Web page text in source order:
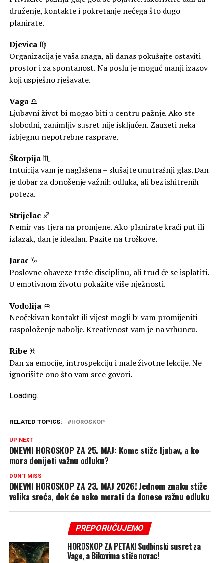
druženje, kontakte i pokretanje nečega što dugo
planirate.
Djevica♍
Organizacija je vaša snaga, ali danas pokušajte ostaviti
prostor i za spontanost. Na poslu je moguć manji izazov
koji uspješno rješavate.
Vaga♎
Ljubavni život bi mogao biti u centru pažnje. Ako ste
slobodni, zanimljiv susret nije isključen. Zauzeti neka
izbjegnu nepotrebne rasprave.
Škorpija♏
Intuicija vam je naglašena – slušajte unutrašnji glas. Dan
je dobar za donošenje važnih odluka, ali bez ishitrenih
poteza.
Strijelac♐
Nemir vas tjera na promjene. Ako planirate kraći put ili
izlazak, dan je idealan. Pazite na troškove.
Jarac♑
Poslovne obaveze traže disciplinu, ali trud će se isplatiti.
U emotivnom životu pokažite više nježnosti.
Vodolija♒
Neočekivan kontakt ili vijest mogli bi vam promijeniti
raspoloženje nabolje. Kreativnost vam je na vrhuncu.
Ribe♓
Dan za emocije, introspekciju i male životne lekcije. Ne
ignorišite ono što vam srce govori.
Loading...
RELATED TOPICS: HOROSKOP
UP NEXT
DNEVNI HOROSKOP ZA 25. MAJ: Kome stiže ljubav, a ko
mora donijeti važnu odluku?
DON'T MISS
DNEVNI HOROSKOP ZA 23. MAJ 2026! Jednom znaku stiže
velika sreća, dok će neko morati da donese važnu odluku
PREPORUČUJEMO
HOROSKOP ZA PETAK! Sudbinski susret za
Vage, a Bikovima stiže novac!